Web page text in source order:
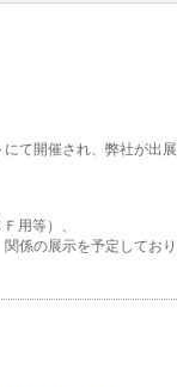
にて開催され、弊社が出
用等）、
係の展示を予定してお